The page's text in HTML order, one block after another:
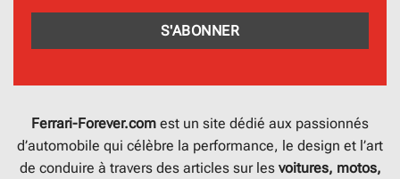
Ferrari-Forever.com est un site dédié aux passionnés
d’automobile qui célèbre la performance, le design et l’art
de conduire à travers des articles sur les voitures, motos,